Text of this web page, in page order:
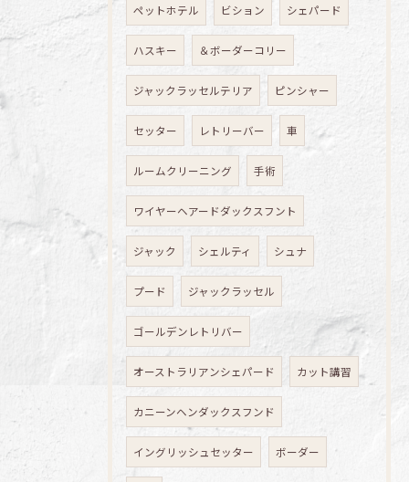
ペットホテル ビション シェパード
ハスキー ＆ボーダーコリー
ジャックラッセルテリア ピンシャー
セッター レトリーバー 車
ルームクリーニング 手術
ワイヤーヘアードダックスフント
ジャック シェルティ シュナ
プード ジャックラッセル
ゴールデンレトリバー
オーストラリアンシェパード カット講習
カニーンヘンダックスフンド
イングリッシュセッター ボーダー